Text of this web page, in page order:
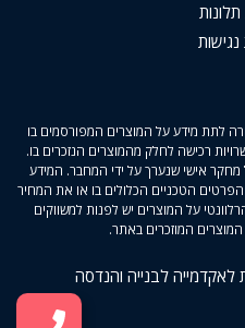
תלונות
לתת מידע על המוצרים המפורסמים בו
רכישה לחלק מהמוצרים הנזכרים בו.
מחקר אישי שנערך על ידי המחבר. המידע
הטכניים הכלולים בו או את המחיר
על המוצרים יש לפנות למשווקים
המוזכרים באתר.